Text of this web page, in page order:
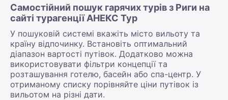
Самостійний пошук гарячих турів з Риги на
сайті турагенції АНЕКС Тур
У пошуковій системі вкажіть місто вильоту та
країну відпочинку. Встановіть оптимальний
діапазон вартості путівок. Додатково можна
використовувати фільтри концепції та
розташування готелю, басейн або спа-центр. У
отриманому списку порівняйте ціни путівок із
вильотом на різні дати.